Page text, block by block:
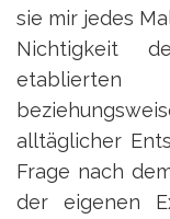
sie mir jedes
Nichtigkeit
alltäglicher
Frage nach
der eigenen